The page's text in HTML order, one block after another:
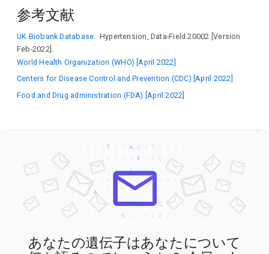
FOSL2 FOXP2
HIC1 HIPK2 HIVEP3 HLX HNF4G HNRNPA1P48
HOXA13
HSF2BP HSF5 IGF2BP1 IL37 INPP5A
IRAK1BP1 IRF1 IRX1 JAG1 JARID2 JPH2 KAT2B
KCNJ11
KCNK2 KCNK3 KDM4B KIF23
MECOM METTL4 MEX3C MIA2 MKLN1 MLF1
MRAP MRAS MSL2
NFATC2 NGF
NT5C2 OR10AD1
OVOL1 PCDH18 PCNX3
PDE10A
PDIA2 PKHD1
PURG
PXDNL RAD51B RAPGEF3 REXO1
RGL3
RGS7BP RIMKLB RNF34 RRAS RSPO3 RUNX3 RYK
参考文献
UK Biobank Database. Hypertension, Data-Field 20002 [Version
Feb-2022].
World Health Organization (WHO) [April 2022]
Centers for Disease Control and Prevention (CDC) [April 2022]
Food and Drug administration (FDA) [April 2022]
あなたの遺伝子はあなたについて